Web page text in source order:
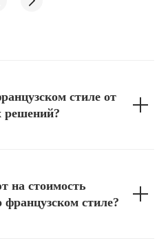
стиле от
решений?
на стоимость
французском стиле?